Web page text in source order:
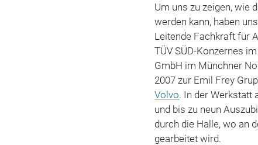
Um uns zu zeigen, wie
werden kann, haben
Leitende Fachkraft für
TÜV SÜD-Konzernes
GmbH im Münchner
2007 zur Emil Frey
Volvo. In der Werkstatt
und bis zu neun
durch die Halle, wo an
gearbeitet wird.